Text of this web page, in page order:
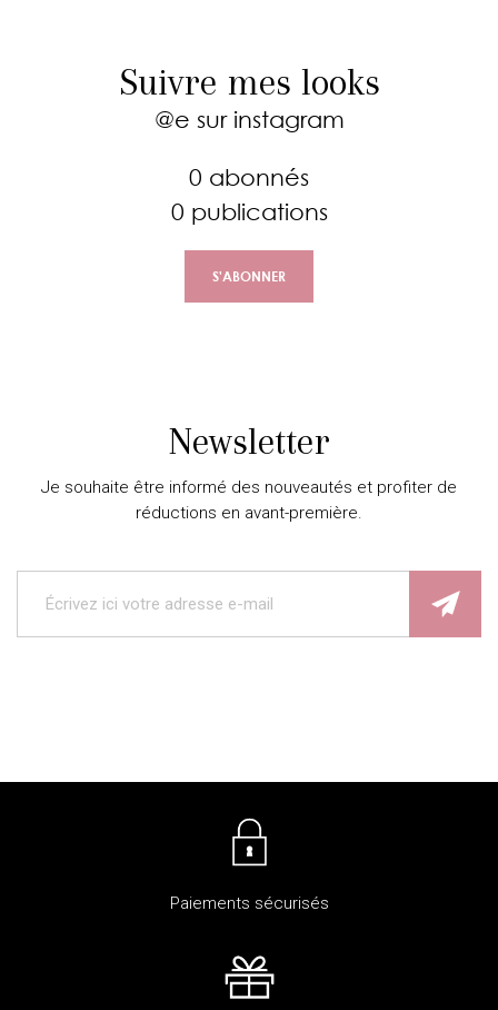
Suivre mes looks
@e sur instagram
0 abonnés
0 publications
S'ABONNER
Newsletter
Je souhaite être informé des nouveautés et profiter de
réductions en avant-première.
Paiements sécurisés